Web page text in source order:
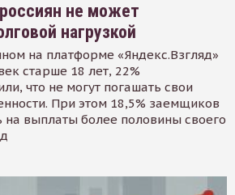
не может
нагрузкой
на платформе «Яндекс.Взгляд»
старше 18 лет, 22%
что не могут погашать свои
При этом 18,5% заемщиков
на выплаты более половины своего